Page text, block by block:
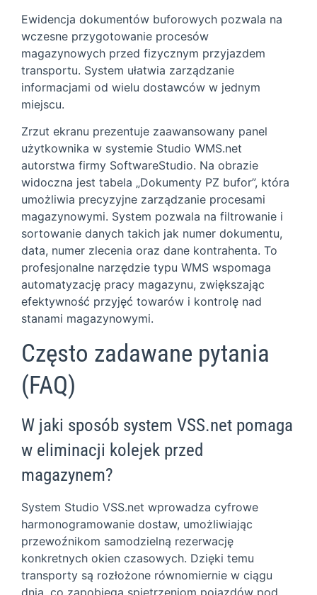
Ewidencja dokumentów buforowych pozwala na
wczesne przygotowanie procesów
magazynowych przed fizycznym przyjazdem
transportu. System ułatwia zarządzanie
informacjami od wielu dostawców w jednym
miejscu.
Zrzut ekranu prezentuje zaawansowany panel
użytkownika w systemie Studio WMS.net
autorstwa firmy SoftwareStudio. Na obrazie
widoczna jest tabela „Dokumenty PZ bufor”, która
umożliwia precyzyjne zarządzanie procesami
magazynowymi. System pozwala na filtrowanie i
sortowanie danych takich jak numer dokumentu,
data, numer zlecenia oraz dane kontrahenta. To
profesjonalne narzędzie typu WMS wspomaga
automatyzację pracy magazynu, zwiększając
efektywność przyjęć towarów i kontrolę nad
stanami magazynowymi.
Często zadawane pytania
(FAQ)
W jaki sposób system VSS.net pomaga
w eliminacji kolejek przed
magazynem?
System Studio VSS.net wprowadza cyfrowe
harmonogramowanie dostaw, umożliwiając
przewoźnikom samodzielną rezerwację
konkretnych okien czasowych. Dzięki temu
transporty są rozłożone równomiernie w ciągu
dnia, co zapobiega spiętrzeniom pojazdów pod